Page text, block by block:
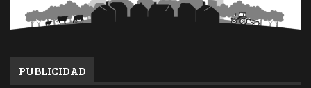
PUBLICIDAD